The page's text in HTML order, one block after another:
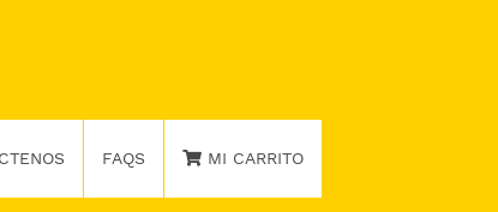
FAQS MI CARRITO